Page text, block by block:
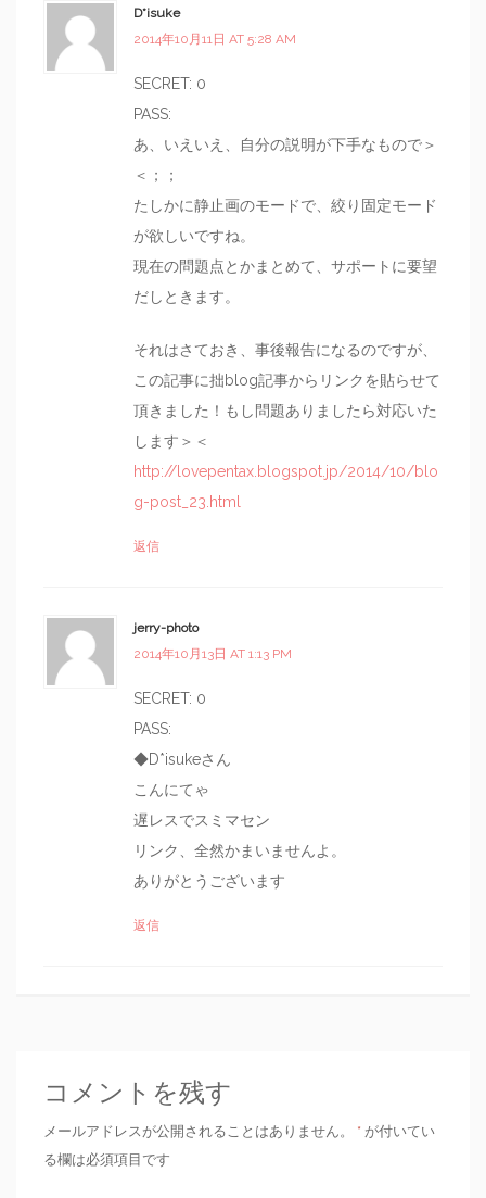
D*isuke
2014年10月11日 AT 5:28 AM
SECRET: 0
PASS:
あ、いえいえ、自分の説明が下手なもので＞
＜；；
たしかに静止画のモードで、絞り固定モード
が欲しいですね。
現在の問題点とかまとめて、サポートに要望
だしときます。
それはさておき、事後報告になるのですが、
この記事に拙blog記事からリンクを貼らせて
頂きました！もし問題ありましたら対応いた
します＞＜
http://lovepentax.blogspot.jp/2014/10/blo
g-post_23.html
返信
jerry-photo
2014年10月13日 AT 1:13 PM
SECRET: 0
PASS:
◆D*isukeさん
こんにてゃ
遅レスでスミマセン
リンク、全然かまいませんよ。
ありがとうございます
返信
コメントを残す
メールアドレスが公開されることはありません。 * が付いてい
る欄は必須項目です